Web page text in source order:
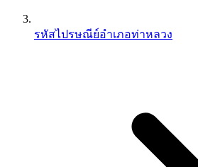
รหัสไปรษณีย์อำเภอท่าหลวง